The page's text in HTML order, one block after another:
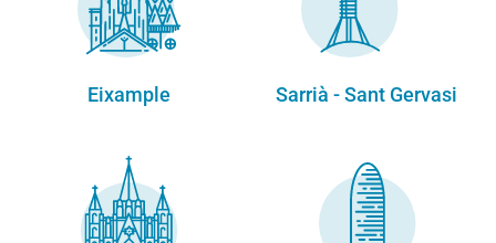
Eixample Sarrià - Sant Gervasi